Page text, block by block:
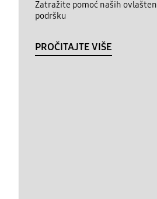
Zatražite pomoć naših
podršku
PROČITAJTE VIŠE